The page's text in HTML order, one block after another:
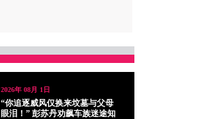
2026年 08月 1日
“你追逐威风仅换来坟墓与父母
眼泪！” 彭苏丹劝飙车族迷途知